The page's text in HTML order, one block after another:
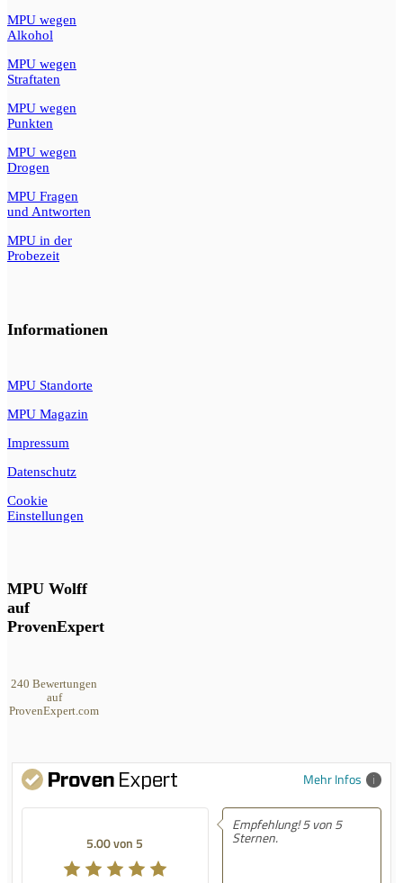
MPU wegen
Alkohol
MPU wegen
Straftaten
MPU wegen
Punkten
MPU wegen
Drogen
MPU Fragen
und Antworten
MPU in der
Probezeit
Informationen
MPU Standorte
MPU Magazin
Impressum
Datenschutz
Cookie
Einstellungen
MPU Wolff
auf
ProvenExpert
240 Bewertungen
auf
ProvenExpert.com
Mehr Infos
5.00 von 5
Empfehlung! 5 von 5
Sternen.